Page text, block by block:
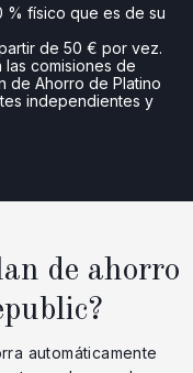
% físico que es de su
de 50 € por vez.
comisiones de
de Ahorro de Platino
independientes y
de ahorro
automáticamente